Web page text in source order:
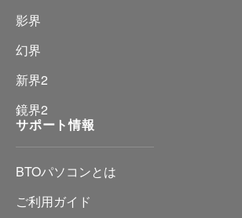
影界
幻界
新界2
鏡界2
サポート情報
BTOパソコンとは
ご利用ガイド